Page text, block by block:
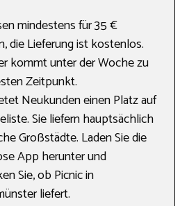
mindestens für 35 €
die Lieferung ist kostenlos.
kommt unter der Woche zu
Zeitpunkt.
Neukunden einen Platz auf
Sie liefern hauptsächlich
Großstädte. Laden Sie die
App herunter und
Sie, ob Picnic in
liefert.